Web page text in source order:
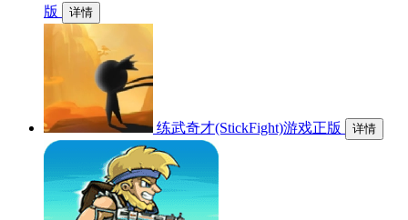
版
详情
练武奇才(StickFight)游戏正版 详情